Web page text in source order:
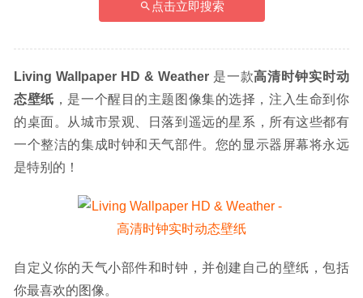
点击立即搜索
Living Wallpaper HD & Weather 是一款高清时钟实时动
态壁纸 ，是一个醒目的主题图像集的选择，注入生命到你
的桌面。从城市景观、日落到遥远的星系，所有这些都有
一个整洁的集成时钟和天气部件。您的显示器屏幕将永远
是特别的！
自定义你的天气小部件和时钟，并创建自己的壁纸，包括
你最喜欢的图像。